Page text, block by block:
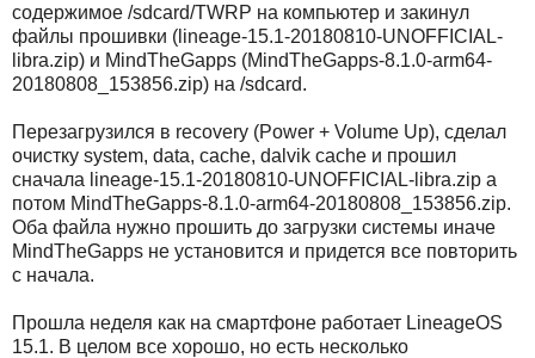
содержимое /sdcard/TWRP на компьютер и закинул
файлы прошивки (lineage-15.1-20180810-UNOFFICIAL-
libra.zip) и MindTheGapps (MindTheGapps-8.1.0-arm64-
20180808_153856.zip) на /sdcard.
Перезагрузился в recovery (Power + Volume Up), сделал
очистку system, data, cache, dalvik cache и прошил
сначала lineage-15.1-20180810-UNOFFICIAL-libra.zip а
потом MindTheGapps-8.1.0-arm64-20180808_153856.zip.
Оба файла нужно прошить до загрузки системы иначе
MindTheGapps не установится и придется все повторить
с начала.
Прошла неделя как на смартфоне работает LineageOS
15.1. В целом все хорошо, но есть несколько